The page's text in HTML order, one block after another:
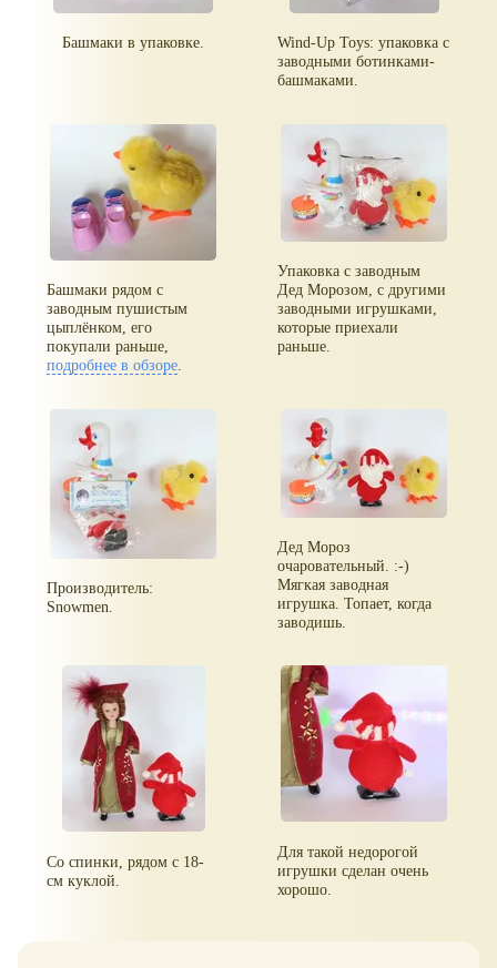
Башмаки в упаковке.
Wind-Up Toys: упаковка с
заводными ботинками-
башмаками.
Башмаки рядом с
заводным пушистым
цыплёнком, его
покупали раньше,
подробнее в обзоре
Упаковка с заводным
Дед Морозом, с другими
заводными игрушками,
которые приехали
раньше.
Производитель:
Snowmen.
Дед Мороз
очаровательный. :-)
Мягкая заводная
игрушка. Топает, когда
заводишь.
Со спинки, рядом с 18-
см куклой.
Для такой недорогой
игрушки сделан очень
хорошо.